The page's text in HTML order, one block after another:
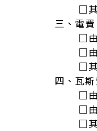
□其
三、電費
□
□
□其
四、瓦斯
□
□
□其